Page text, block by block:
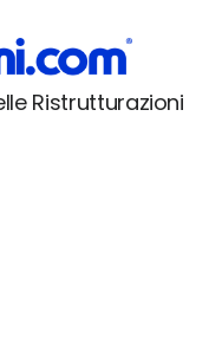
Ristrutturazioni